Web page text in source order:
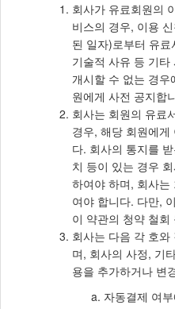
회사가 유료회원의
비스의 경우, 이용
된 일자)로부터 유
기술적 사유 등 기
개시할 수 없는 경우
원에게 사전 공지합
회사는 회원의 유료
경우, 해당 회원에게
다. 회사의 통지를
치 등이 있는 경우
하여야 하며, 회사
여야 합니다. 다만,
이 약관의 청약 철
회사는 다음 각 호
며, 회사의 사정, 기
용을 추가하거나 변
자동결제 여